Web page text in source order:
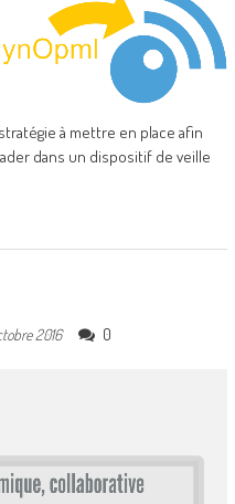
à mettre en place afin
dans un dispositif de veille
2016 0